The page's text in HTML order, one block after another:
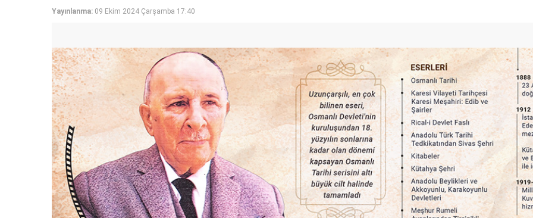
Yayınlanma: 09 Ekim 2024 Çarşamba 17:40